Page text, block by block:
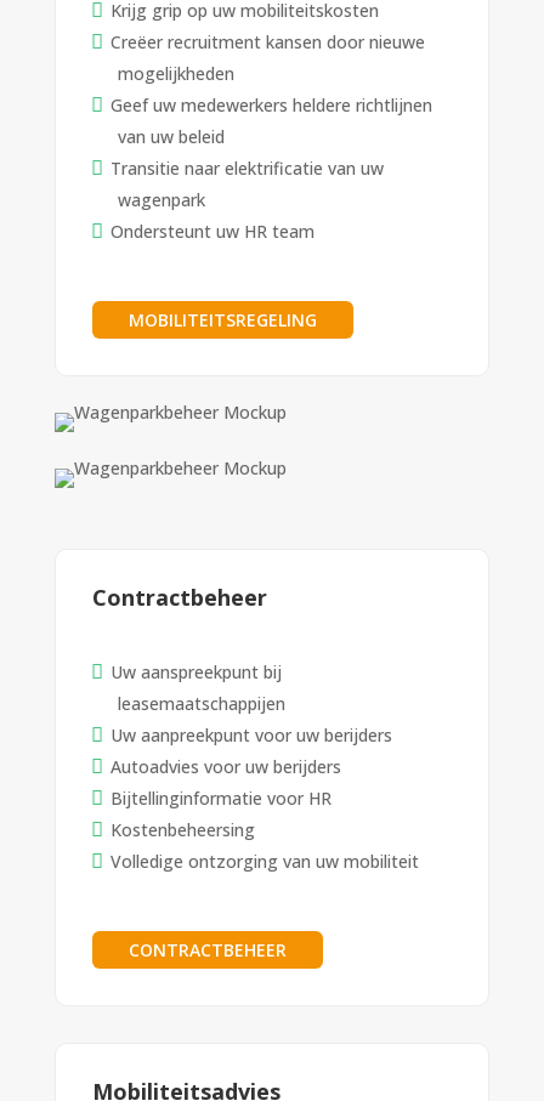
Krijg grip op uw mobiliteitskosten
Creëer recruitment kansen door nieuwe
mogelijkheden
Geef uw medewerkers heldere richtlijnen
van uw beleid
Transitie naar elektrificatie van uw
wagenpark
Ondersteunt uw HR team
MOBILITEITSREGELING
Contractbeheer
Uw aanspreekpunt bij
leasemaatschappijen
Uw aanpreekpunt voor uw berijders
Autoadvies voor uw berijders
Bijtellinginformatie voor HR
Kostenbeheersing
Volledige ontzorging van uw mobiliteit
CONTRACTBEHEER
Mobiliteitsadvies